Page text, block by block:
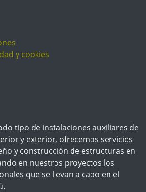
y cookies
tipo de instalaciones auxiliares de
y exterior, ofrecemos servicios
y construcción de estructuras en
en nuestros proyectos los
que se llevan a cabo en el